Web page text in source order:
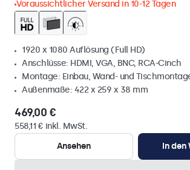
Voraussichtlicher Versand in 10-12 Tagen
1920 x 1080 Auflösung (Full HD)
Anschlüsse: HDMI, VGA, BNC, RCA-Cinch
Montage: Einbau, Wand- und
Außenmaße: 422 x 259 x 38 mm
469,00 €
558,11 € inkl. MwSt.
Ansehen
In den